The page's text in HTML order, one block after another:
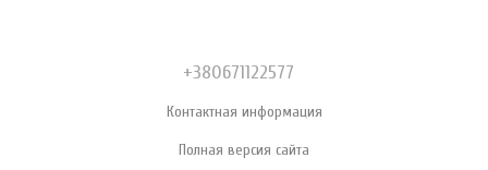
+380671122577
Контактная информация
Полная версия сайта